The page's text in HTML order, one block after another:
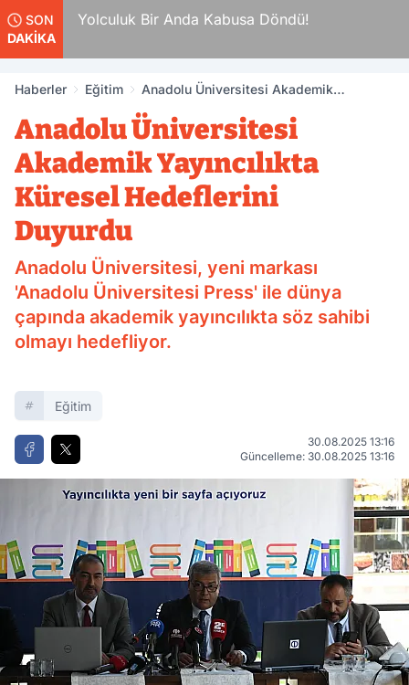
SON
DAKİKA
Yolculuk Bir Anda Kabusa Döndü!
Haberler Eğitim
Anadolu Üniversitesi Akademik
Anadolu Üniversitesi
Akademik Yayıncılıkta
Küresel Hedeflerini
Duyurdu
Anadolu Üniversitesi, yeni markası
'Anadolu Üniversitesi Press' ile dünya
çapında akademik yayıncılıkta söz sahibi
olmayı hedefliyor.
Eğitim
30.08.2025 13:16
Güncelleme: 30.08.2025 13:16